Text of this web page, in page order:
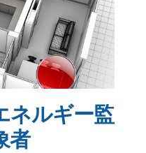
ネルギー監
者